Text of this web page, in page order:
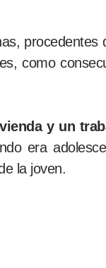
procedentes
como
y un
era
la joven.